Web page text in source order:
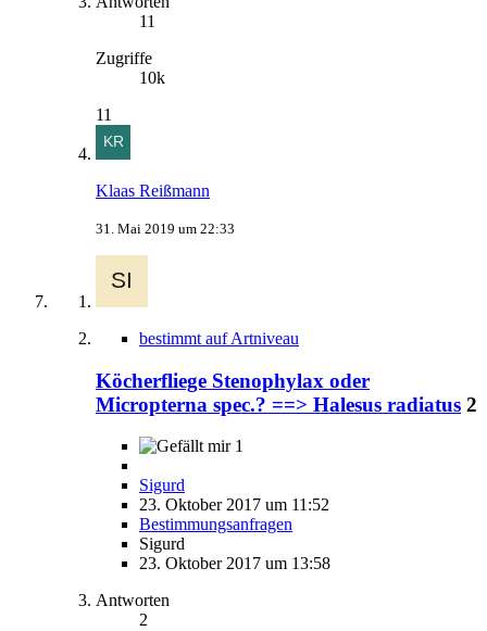
11
Zugriffe
10k
11
Klaas Reißmann
31. Mai 2019 um 22:33
bestimmt auf Artniveau
Köcherfliege Stenophylax oder
Micropterna spec.? ==> Halesus radiatus 2
1
Sigurd
23. Oktober 2017 um 11:52
Bestimmungsanfragen
Sigurd
23. Oktober 2017 um 13:58
Antworten
2